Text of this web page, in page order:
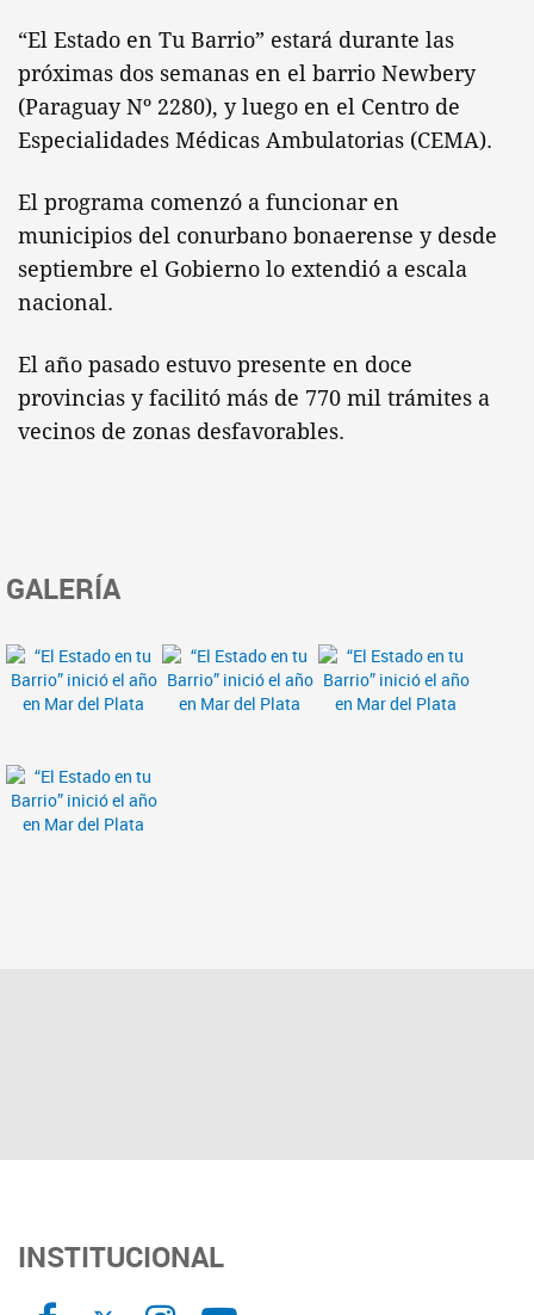
“El Estado en Tu Barrio” estará durante las
próximas dos semanas en el barrio Newbery
(Paraguay Nº 2280), y luego en el Centro de
Especialidades Médicas Ambulatorias (CEMA).
El programa comenzó a funcionar en
municipios del conurbano bonaerense y desde
septiembre el Gobierno lo extendió a escala
nacional.
El año pasado estuvo presente en doce
provincias y facilitó más de 770 mil trámites a
vecinos de zonas desfavorables.
GALERÍA
INSTITUCIONAL